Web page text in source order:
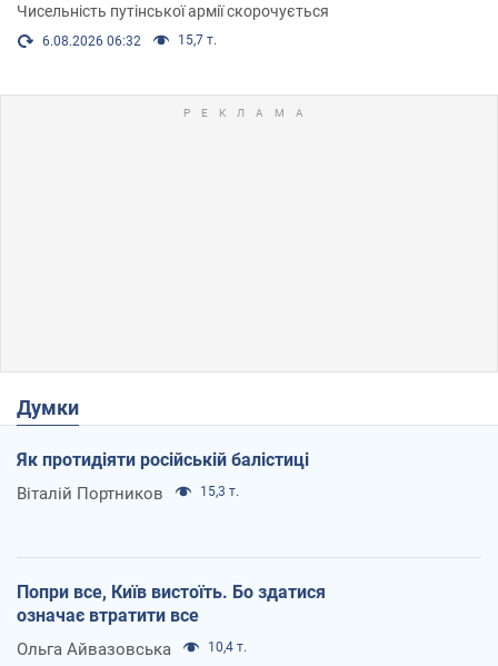
Чисельність путінської армії скорочується
6.08.2026 06:32 15,7 т.
Думки
Як протидіяти російській балістиці
Віталій Портников 15,3 т.
Попри все, Київ вистоїть. Бо здатися
означає втратити все
Ольга Айвазовська 10,4 т.